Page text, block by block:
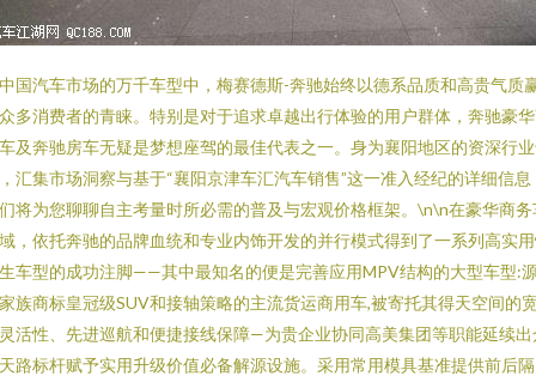
国汽车市场的万千车型中，梅赛德斯-奔驰始终以德系品质和高贵气质
多消费者的青睐。特别是对于追求卓越出行体验的用户群体，奔驰豪
及奔驰房车无疑是梦想座驾的最佳代表之一。身为襄阳地区的资深行
汇集市场洞察与基于“襄阳京津车汇汽车销售”这一准入经纪的详细信息
将为您聊聊自主考量时所必需的普及与宏观价格框架。\n\n在豪华商务
，依托奔驰的品牌血统和专业内饰开发的并行模式得到了一系列高实
车型的成功注脚——其中最知名的便是完善应用MPV结构的大型车型:
族商标皇冠级SUV和接轴策略的主流货运商用车,被寄托其得天空间的
活性、先进巡航和便捷接线保障—为贵企业协同高美集团等职能延续出
路标杆赋予实用升级价值必备解源设施。采用常用模具基准提供前后隔